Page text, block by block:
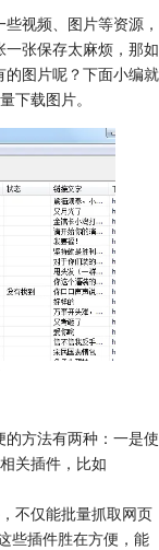
视频、图片等资源，
张保存太麻烦，那如
的图片呢？下面小编就
下载图片。
方法有两种：一是使
关插件，比如
不仅能批量抓取网页
些插件胜在方便，能